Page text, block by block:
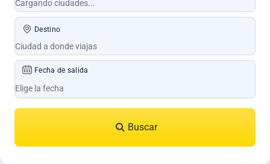
Destino
Fecha de salida
Buscar